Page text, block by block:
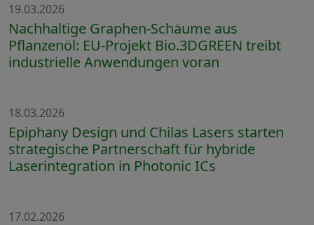
19.03.2026
Nachhaltige Graphen-Schäume aus
Pflanzenöl: EU-Projekt Bio.3DGREEN treibt
industrielle Anwendungen voran
18.03.2026
Epiphany Design und Chilas Lasers starten
strategische Partnerschaft für hybride
Laserintegration in Photonic ICs
17.02.2026